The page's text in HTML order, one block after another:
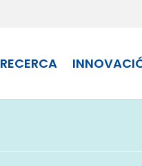
RECERCA